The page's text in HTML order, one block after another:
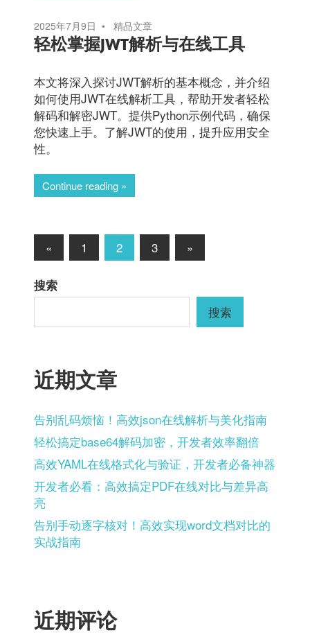
2025年7月9日 精品文章
轻松掌握JWT解析与在线工具
本文将深入探讨JWT解析的基本概念，并介绍
如何使用JWT在线解析工具，帮助开发者轻松
解码和解密JWT。提供Python示例代码，确保
您快速上手。了解JWT的使用，提升应用安全
性。
Continue reading
文
章
分
页
« Previous
Posts
1 2 3
Next
Posts
»
搜索
搜索
近期文章
告别乱码烦恼！高效json在线解析与美化指南
轻松搞定base64解码加密，开发者效率翻倍
高效YAML在线格式化与验证，开发者必备神器
开发者必看：高效搞定PDF在线对比与差异高
亮
告别手动逐字核对！高效实现word文档对比的
实战指南
近期评论